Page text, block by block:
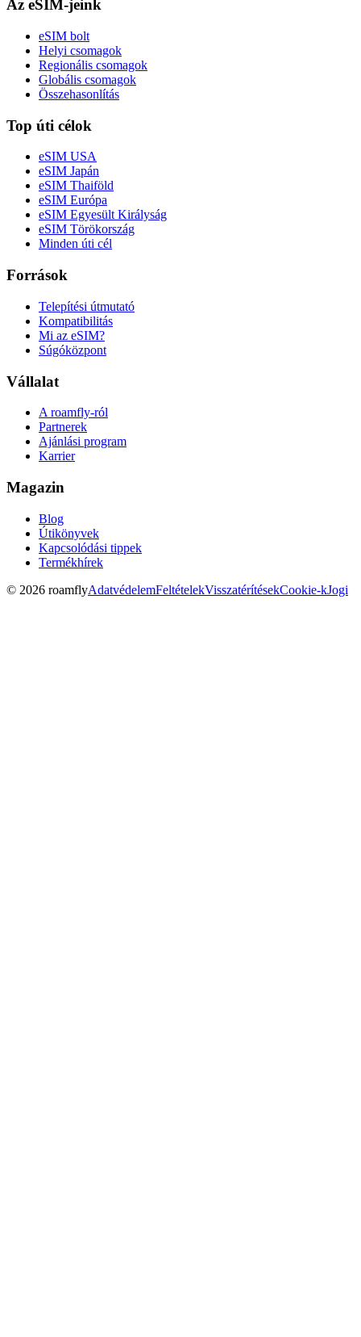
Az eSIM-jeink
eSIM bolt
Helyi csomagok
Regionális csomagok
Globális csomagok
Összehasonlítás
Top úti célok
eSIM USA
eSIM Japán
eSIM Thaiföld
eSIM Európa
eSIM Egyesült Királyság
eSIM Törökország
Minden úti cél
Források
Telepítési útmutató
Kompatibilitás
Mi az eSIM?
Súgóközpont
Vállalat
A roamfly-ról
Partnerek
Ajánlási program
Karrier
Magazin
Blog
Útikönyvek
Kapcsolódási tippek
Termékhírek
© 2026 roamflyAdatvédelemFeltételekVisszatérítésekCookie-kJogi